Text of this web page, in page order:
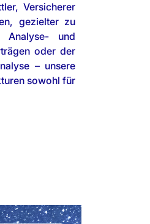
Versicherer
gezielter zu
und
oder der
– unsere
sowohl für